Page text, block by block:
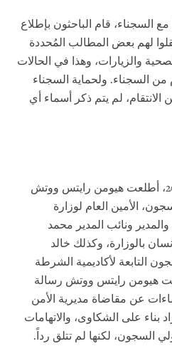
السجناء، قام الباحثون بإطلاع
لهم بعض المطالب المُحددة
والزيارات، وهذا في الحالات
من السجناء. ولحماية السجناء
الانتقام، لم يتم ذكر أسماء أي
وفي أكتوبر/تشرين الأول 2007، أطلعت هيومن رايتس ووتش
الأمين العام لوزارة
ونائب المدير محمد
بالوزارة، وكذلك خالد
التابعة لأكاديمية الشرطة
هيومن رايتس ووتش رسالة
عن مقاضاة مديرية الأمن
بناء على الشكاوى، والاتهامات
السجون، لكنها لم تتلق رداً.